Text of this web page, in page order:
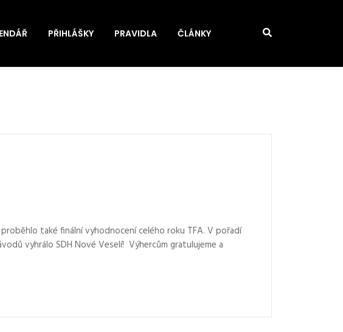
PŘIHLÁŠKY PRAVIDLA ČLÁNKY
také finální vyhodnocení celého roku TFA. V pořadí
vyhrálo SDH Nové Veselí! Výhercům gratulujeme a